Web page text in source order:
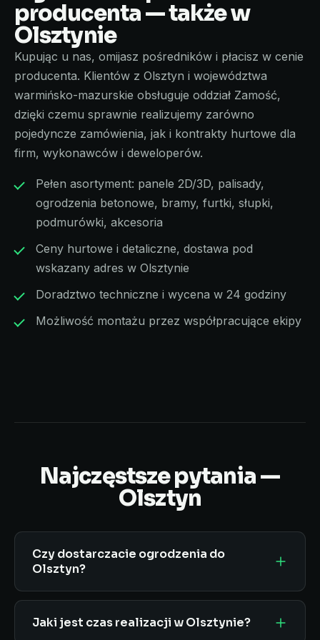
producenta — także w
Olsztynie
Kupując u nas, omijasz pośredników i płacisz w cenie
producenta. Klientów z Olsztyn i województwa
warmińsko-mazurskie obsługuje oddział Zamość,
dzięki czemu sprawnie realizujemy zarówno
pojedyncze zamówienia, jak i kontrakty hurtowe dla
firm, wykonawców i deweloperów.
Pełen asortyment: panele 2D/3D, palisady,
ogrodzenia betonowe, bramy, furtki, słupki,
podmurówki, akcesoria
Ceny hurtowe i detaliczne, dostawa pod
wskazany adres w Olsztynie
Doradztwo techniczne i wycena w 24 godziny
Możliwość montażu przez współpracujące ekipy
Najczęstsze pytania —
Olsztyn
Czy dostarczacie ogrodzenia do
Olsztyn?
Tak, realizujemy dostawy ogrodzeń
panelowych, palisadowych i betonowych oraz
Jaki jest czas realizacji w Olsztynie?